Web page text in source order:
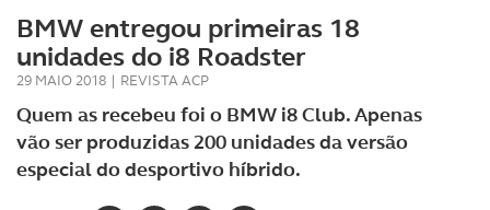
BMW entregou primeiras 18
unidades do i8 Roadster
29 MAIO 2018 | REVISTA ACP
Quem as recebeu foi o BMW i8 Club. Apenas
vão ser produzidas 200 unidades da versão
especial do desportivo híbrido.